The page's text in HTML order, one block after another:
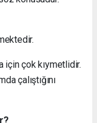
için çok kıymetlidir.
çalıştığını